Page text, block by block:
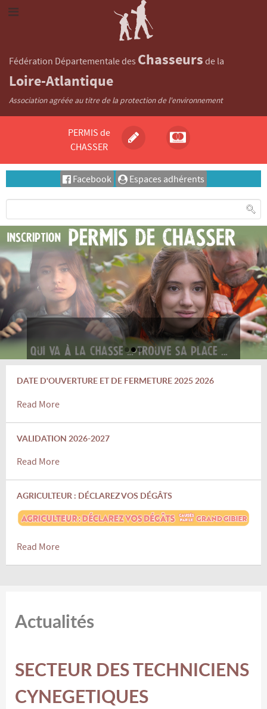
Fédération Départementale des Chasseurs de la
Loire-Atlantique
Association agréée au titre de la protection de l'environnement
PERMIS de
CHASSER
Facebook Espaces adhérents
DATE D'OUVERTURE ET DE FERMETURE 2025 2026
Read More
VALIDATION 2026-2027
Read More
AGRICULTEUR : DÉCLAREZ VOS DÉGÂTS
Read More
Actualités
SECTEUR DES TECHNICIENS
CYNEGETIQUES